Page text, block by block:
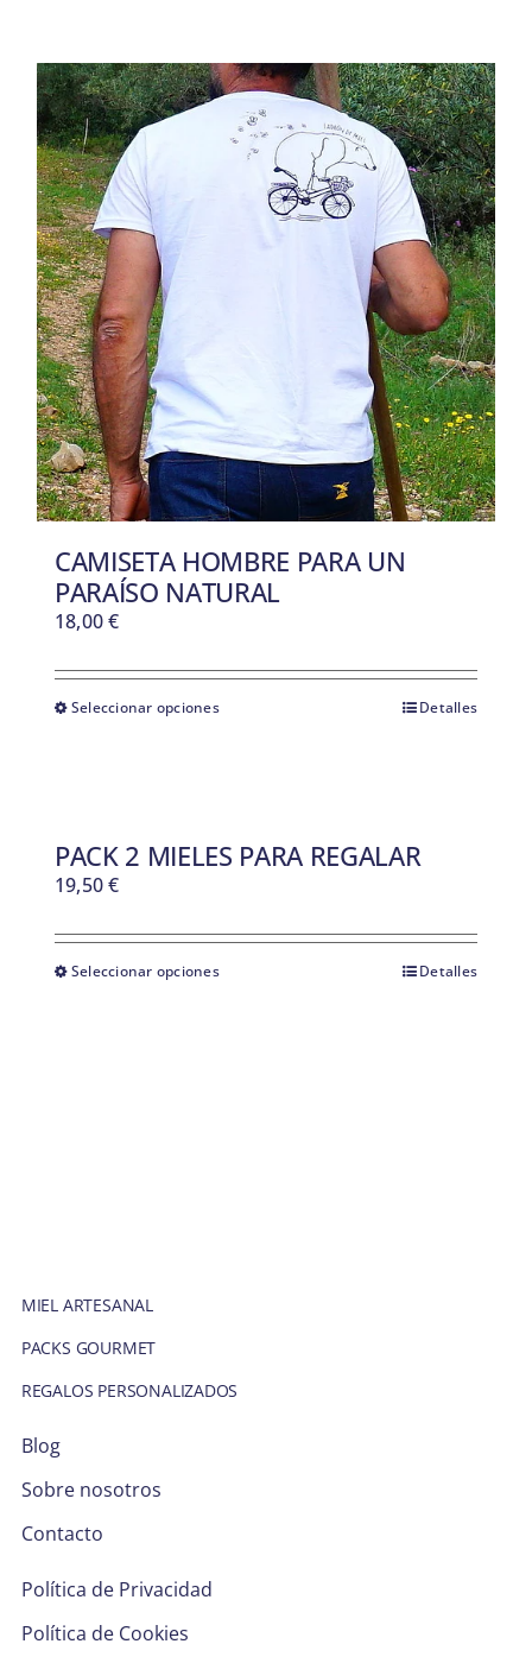
CAMISETA HOMBRE PARA UN
PARAÍSO NATURAL
18,00€
Seleccionar opciones Detalles
PACK 2 MIELES PARA REGALAR
19,50€
Seleccionar opciones Detalles
MIEL ARTESANAL
PACKS GOURMET
REGALOS PERSONALIZADOS
Blog
Sobre nosotros
Contacto
Política de Privacidad
Política de Cookies